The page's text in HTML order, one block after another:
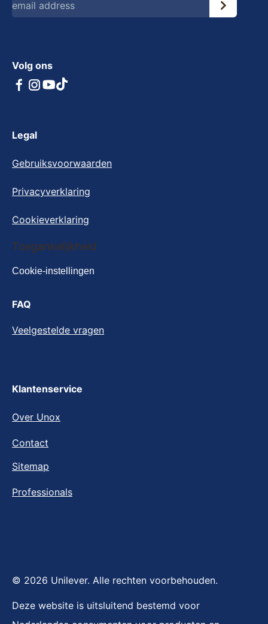
Volg ons
Legal
Gebruiksvoorwaarden
Privacyverklaring
Cookieverklaring
Cookie-instellingen
Toegankelijkheid
FAQ
Klantenservice
Over Unox
Contact
Sitemap
© 2026 Unilever. Alle rechten voorbehouden.